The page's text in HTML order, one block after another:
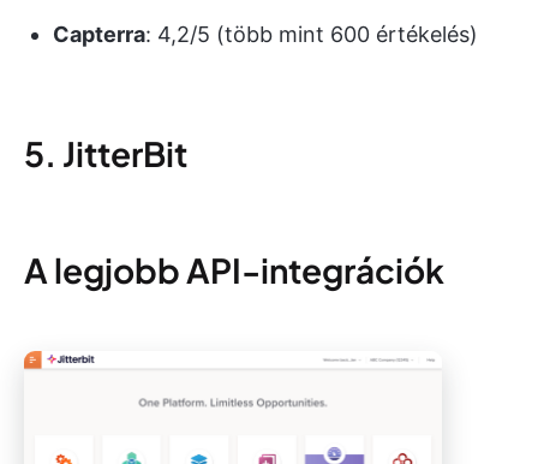
Capterra: 4,2/5 (több mint 600 értékelés)
5. JitterBit
A legjobb API-integrációk